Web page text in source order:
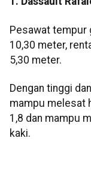
Pesawat tempur
10,30 meter,
5,30 meter.
Dengan tinggi
mampu melesat
1,8 dan mampu
kaki.